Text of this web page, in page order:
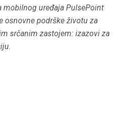
mobilnog uređaja PulsePoint
osnovne podrške životu za
srčanim zastojem: izazovi za